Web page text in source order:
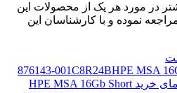
در مورد هر یک از محصولات این
نموده و با کارشناسان این
876143-001C8R24BHPE MSA
راهنمای خرید HPE MSA 16Gb Short